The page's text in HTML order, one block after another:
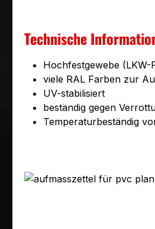
Technische
Hochfestgewebe (LKW-
viele RAL Farben zur
UV-stabilisiert
beständig gegen
Temperaturbeständig